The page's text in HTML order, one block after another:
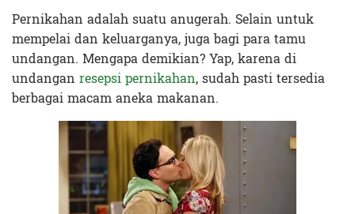
Pernikahan adalah suatu anugerah. Selain untuk
mempelai dan keluarganya, juga bagi para tamu
undangan. Mengapa demikian? Yap, karena di
undangan resepsi pernikahan, sudah pasti tersedia
berbagai macam aneka makanan.